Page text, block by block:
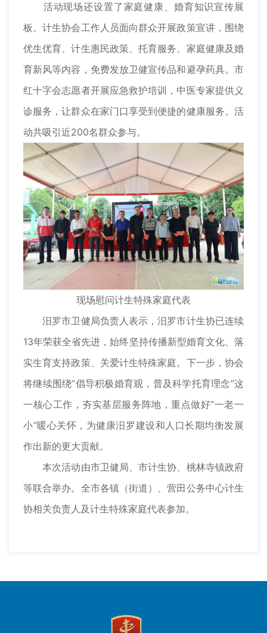
活动现场还设置了家庭健康、婚育知识宣传展
板。计生协会工作人员面向群众开展政策宣讲，围绕
优生优育、计生惠民政策、托育服务、家庭健康及婚
育新风等内容，免费发放卫健宣传品和避孕药具。市
红十字会志愿者开展应急救护培训，中医专家提供义
诊服务，让群众在家门口享受到便捷的健康服务。活
动共吸引近200名群众参与。
现场慰问计生特殊家庭代表
汨罗市卫健局负责人表示，汨罗市计生协已连续
13年荣获全省先进，始终坚持传播新型婚育文化、落
实生育支持政策、关爱计生特殊家庭。下一步，协会
将继续围绕“倡导积极婚育观，普及科学托育理念”这
一核心工作，夯实基层服务阵地，重点做好“一老一
小”暖心关怀，为健康汨罗建设和人口长期均衡发展
作出新的更大贡献。
本次活动由市卫健局、市计生协、桃林寺镇政府
等联合举办。全市各镇（街道）、营田公务中心计生
协相关负责人及计生特殊家庭代表参加。